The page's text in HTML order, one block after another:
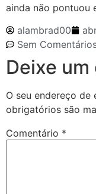
ainda não pontuou
alambrad00
Sem
Deixe
O seu endereço de
obrigatórios são
Comentário *